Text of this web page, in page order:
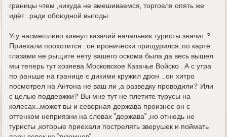
границы чтем ,никуда не вмешиваемся, торговля опять же
идёт ..ради обоюдной выгоды.
Угу насмешливо кивнул казачий начальник туристы значит ?
Приехали поохотится ..он иронически прищурился..по карте
глазами не рыщите нету вашего оскома была да весь вышел
мы теперь тут хозяева Московское Казачье Войско . А с утра
по раньше на границе с дикими кружил дрон ...он хитро
посмотрел на Антона не ваш ли ,а разведку проводили? Или
с целью поддержки? Вы мне тут не плетите турусы на
колесах...может вы и северная держава произнес он с
оттенком неприязни на словах "держава" ,но отнюдь не
туристы ,которые приехали пострелять зверушек и поймать